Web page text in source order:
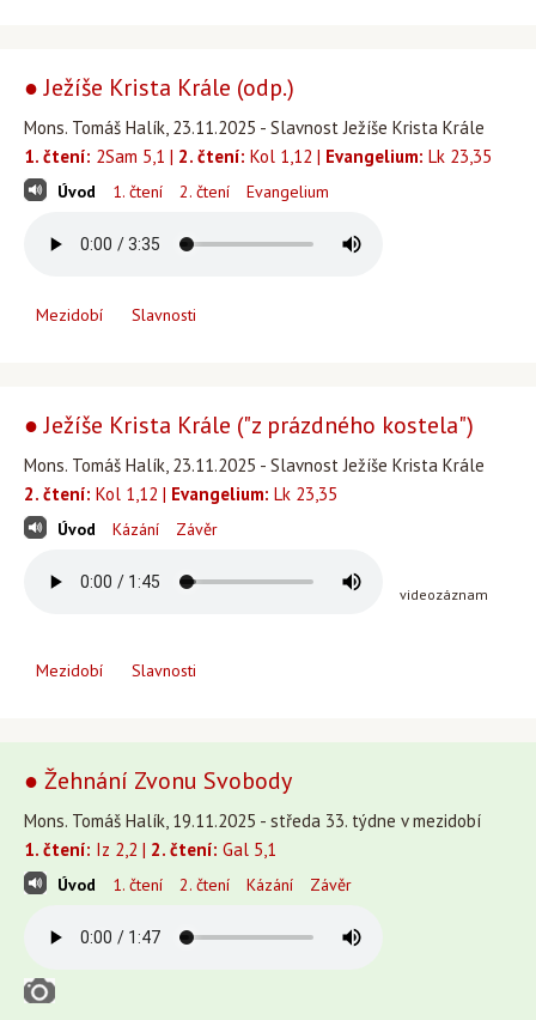
● Ježíše Krista Krále (odp.)
Mons. Tomáš Halík, 23.11.2025 - Slavnost Ježíše Krista Krále
1. čtení: 2Sam 5,1 | 2. čtení: Kol 1,12 | Evangelium: Lk 23,35
Úvod 1. čtení 2. čtení Evangelium
Mezidobí Slavnosti
● Ježíše Krista Krále ("z prázdného kostela")
Mons. Tomáš Halík, 23.11.2025 - Slavnost Ježíše Krista Krále
2. čtení: Kol 1,12 | Evangelium: Lk 23,35
Úvod Kázání Závěr
videozáznam
Mezidobí Slavnosti
● Žehnání Zvonu Svobody
Mons. Tomáš Halík, 19.11.2025 - středa 33. týdne v mezidobí
1. čtení: Iz 2,2 | 2. čtení: Gal 5,1
Úvod 1. čtení 2. čtení Kázání Závěr